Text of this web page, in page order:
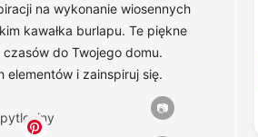
na wykonanie wiosennych
kawałka burlapu. Te piękne
do Twojego domu.
i zainspiruj się.